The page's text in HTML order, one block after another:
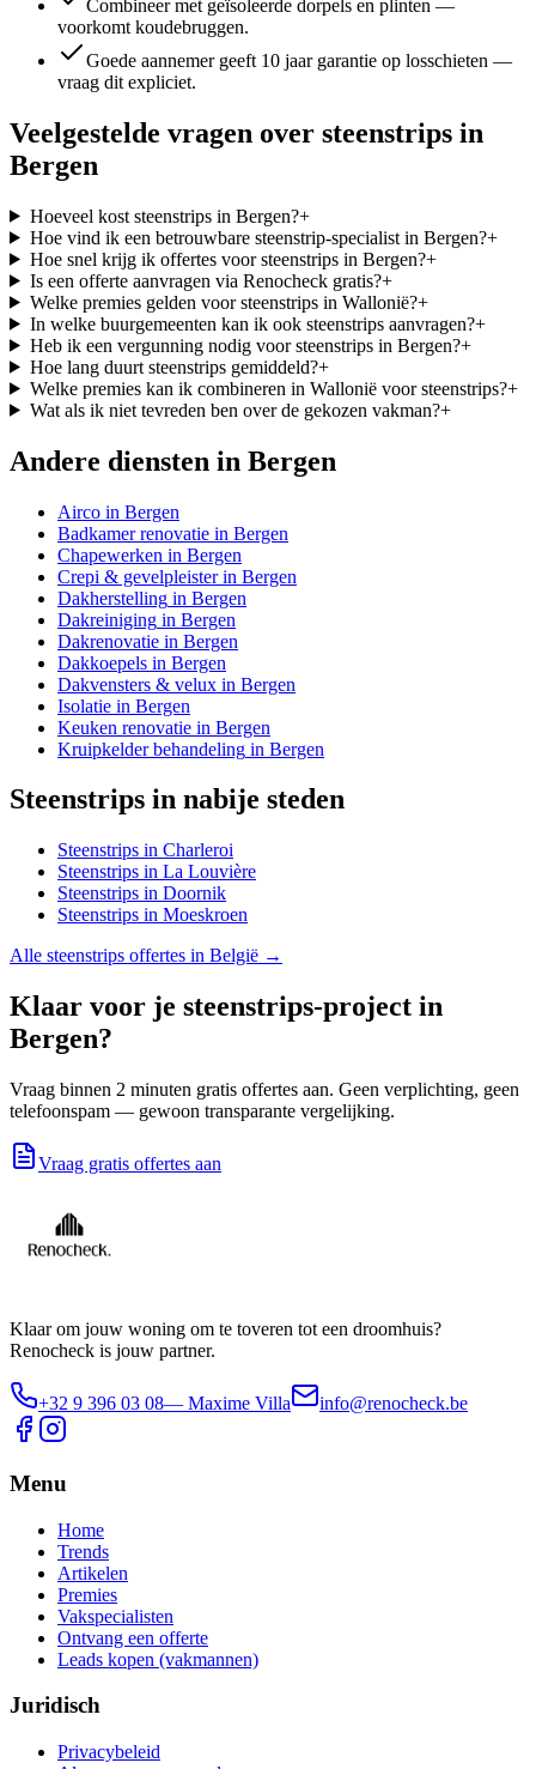
Combineer met geïsoleerde dorpels en plinten —
voorkomt koudebruggen.
Goede aannemer geeft 10 jaar garantie op losschieten —
vraag dit expliciet.
Veelgestelde vragen over steenstrips in
Bergen
Hoeveel kost steenstrips in Bergen?+
Hoe vind ik een betrouwbare steenstrip-specialist in Bergen?+
Hoe snel krijg ik offertes voor steenstrips in Bergen?+
Is een offerte aanvragen via Renocheck gratis?+
Welke premies gelden voor steenstrips in Wallonië?+
In welke buurgemeenten kan ik ook steenstrips aanvragen?+
Heb ik een vergunning nodig voor steenstrips in Bergen?+
Hoe lang duurt steenstrips gemiddeld?+
Welke premies kan ik combineren in Wallonië voor steenstrips?+
Wat als ik niet tevreden ben over de gekozen vakman?+
Andere diensten in Bergen
Airco in Bergen
Badkamer renovatie in Bergen
Chapewerken in Bergen
Crepi & gevelpleisterin Bergen
Dakherstelling in Bergen
Dakreiniging in Bergen
Dakrenovatie in Bergen
Dakkoepels in Bergen
Dakvensters & velux in Bergen
Isolatie in Bergen
Keuken renovatie in Bergen
Kruipkelder behandeling in Bergen
Steenstrips in nabije steden
Steenstrips in Charleroi
Steenstrips in La Louvière
Steenstrips in Doornik
Steenstrips in Moeskroen
Alle steenstrips offertes in België →
Klaar voor je steenstrips-project in
Bergen?
Vraag binnen 2 minuten gratis offertes aan. Geen verplichting, geen
telefoonspam — gewoon transparante vergelijking.
Vraag gratis offertes aan
Klaar om jouw woning om te toveren tot een droomhuis?
Renocheck is jouw partner.
+32 9 396 03 08— Maxime Villa info@renocheck.be
Menu
Home
Trends
Artikelen
Premies
Vakspecialisten
Ontvang een offerte
Leads kopen (vakmannen)
Juridisch
Privacybeleid